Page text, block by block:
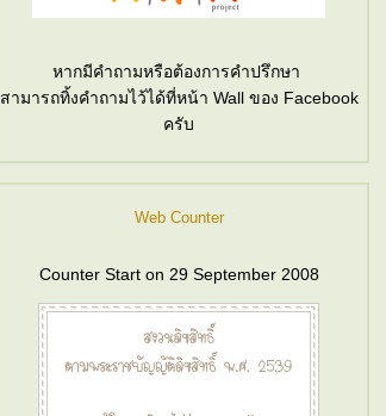
หากมีคำถามหรือต้องการคำปรึกษา
สามารถทิ้งคำถามไว้ได้ที่หน้า Wall ของ Facebook
ครับ
Web Counter
Counter Start on 29 September 2008